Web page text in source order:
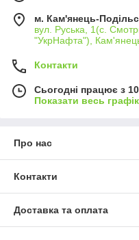
м. Кам'янець-
вул. Руська, 1(с.
"УкрНафта"),
Контакти
Сьогодні працює з
Показати весь
Про нас
Контакти
Доставка та оплата